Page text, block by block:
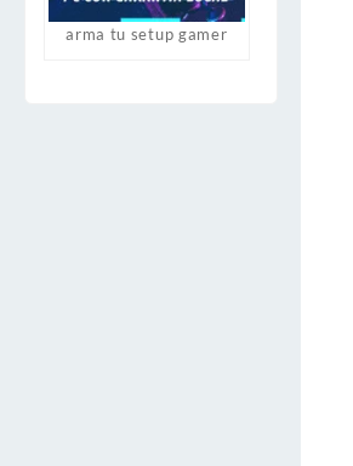
arma tu setup gamer